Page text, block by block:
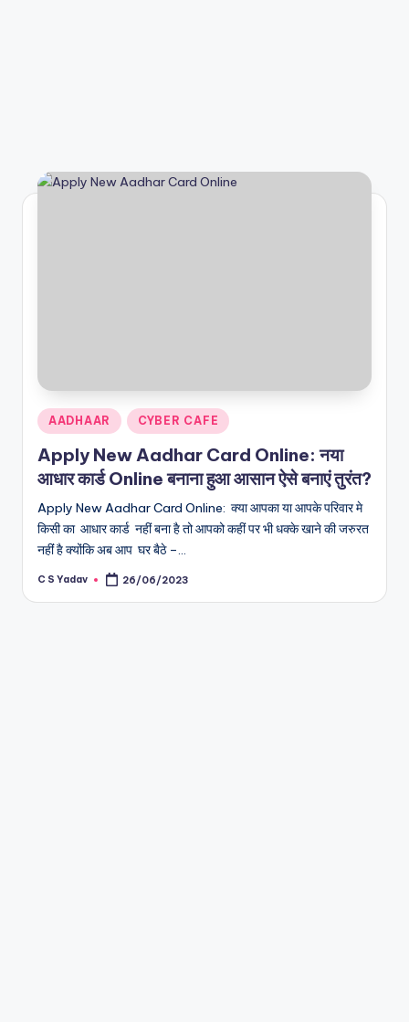
Posted
in
AADHAAR CYBER CAFE
Apply New Aadhar Card Online: नया
आधार कार्ड Online बनाना हुआ आसान ऐसे बनाएं तुरंत?
Apply New Aadhar Card Online: क्या आपका या आपके परिवार मे
किसी का आधार कार्ड नहीं बना है तो आपको कहीं पर भी धक्के खाने की जरुरत
नहींं है क्योंकि अब आप घर बैठे –…
Posted
C S Yadav 26/06/2023